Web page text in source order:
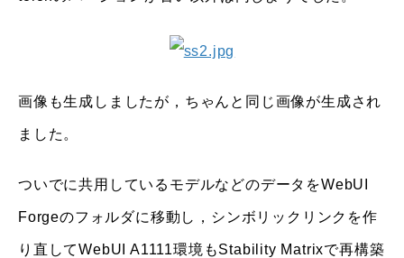
画像も生成しましたが，ちゃんと同じ画像が生成され
ました。
ついでに共用しているモデルなどのデータをWebUI
Forgeのフォルダに移動し，シンボリックリンクを作
り直してWebUI A1111環境もStability Matrixで再構築